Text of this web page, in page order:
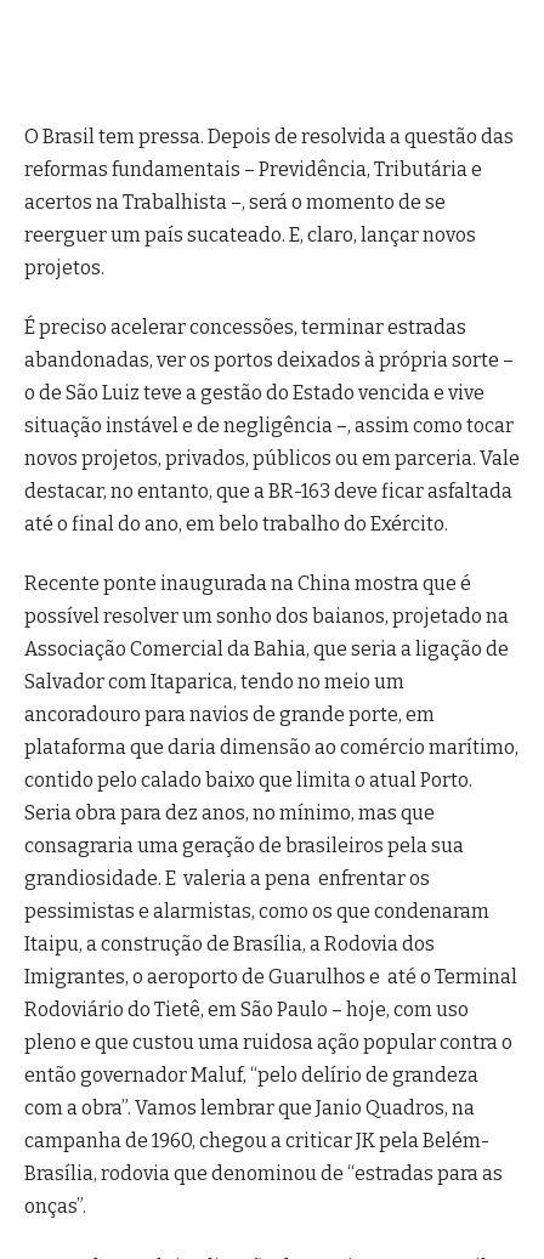
O Brasil tem pressa. Depois de resolvida a questão das
reformas fundamentais – Previdência, Tributária e
acertos na Trabalhista –, será o momento de se
reerguer um país sucateado. E, claro, lançar novos
projetos.
É preciso acelerar concessões, terminar estradas
abandonadas, ver os portos deixados à própria sorte –
o de São Luiz teve a gestão do Estado vencida e vive
situação instável e de negligência –, assim como tocar
novos projetos, privados, públicos ou em parceria. Vale
destacar, no entanto, que a BR-163 deve ficar asfaltada
até o final do ano, em belo trabalho do Exército.
Recente ponte inaugurada na China mostra que é
possível resolver um sonho dos baianos, projetado na
Associação Comercial da Bahia, que seria a ligação de
Salvador com Itaparica, tendo no meio um
ancoradouro para navios de grande porte, em
plataforma que daria dimensão ao comércio marítimo,
contido pelo calado baixo que limita o atual Porto.
Seria obra para dez anos, no mínimo, mas que
consagraria uma geração de brasileiros pela sua
grandiosidade. E valeria a pena enfrentar os
pessimistas e alarmistas, como os que condenaram
Itaipu, a construção de Brasília, a Rodovia dos
Imigrantes, o aeroporto de Guarulhos e até o Terminal
Rodoviário do Tietê, em São Paulo – hoje, com uso
pleno e que custou uma ruidosa ação popular contra o
então governador Maluf, “pelo delírio de grandeza
com a obra”. Vamos lembrar que Janio Quadros, na
campanha de 1960, chegou a criticar JK pela Belém-
Brasília, rodovia que denominou de “estradas para as
onças”.